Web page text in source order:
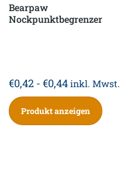
Bearpaw
Nockpunktbegrenzer
€0,42 - €0,44inkl. Mwst.
Produkt anzeigen